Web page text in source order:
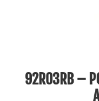
92R03RB –